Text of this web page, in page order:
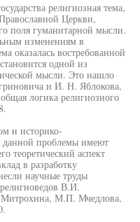
религиозная тема,
Церкви,
поля гуманитарной мысли.
изменениям в
оказалась востребованной
одной из
мысли. Это нашло
и И. Н. Яблокова,
логика религиозного
и историко-
данной проблемы имеют
теоретический аспект
в разработку
научные труды
В.И.
М.П. Мчедлова,